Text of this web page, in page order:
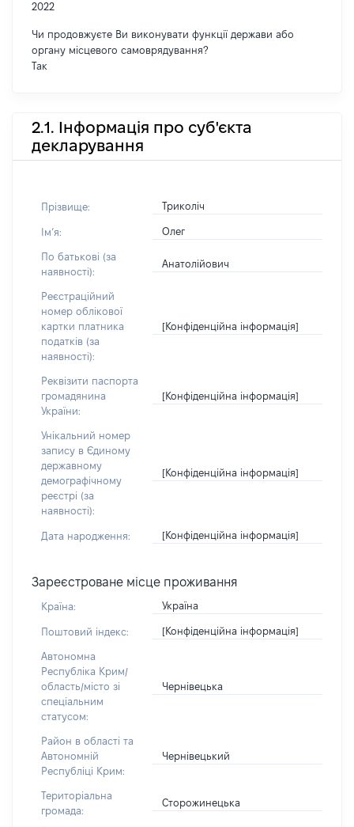
2022
Чи продовжуєте Ви виконувати функції держави або
органу місцевого самоврядування?
Так
2.1. Інформація про суб'єкта
декларування
Прізвище: Триколіч
Імʼя: Олег
По батькові (за
наявності):
Анатолійович
Реєстраційний
номер облікової
картки платника
податків (за
наявності):
[Конфіденційна інформація]
Реквізити паспорта
громадянина
України:
[Конфіденційна інформація]
Унікальний номер
запису в Єдиному
державному
демографічному
реєстрі (за
наявності):
[Конфіденційна інформація]
Дата народження: [Конфіденційна інформація]
Зареєстроване місце проживання
Країна: Україна
Поштовий індекс: [Конфіденційна інформація]
Автономна
Республіка Крим/
область/місто зі
спеціальним
статусом:
Чернівецька
Район в області та
Автономній
Республіці Крим:
Чернівецький
Територіальна
громада:
Сторожинецька